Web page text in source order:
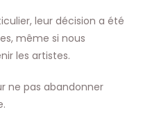
leur décision a été
même si nous
les artistes.
ne pas abandonner